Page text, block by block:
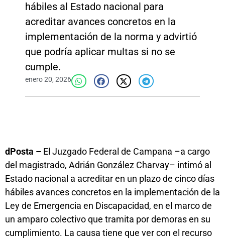
hábiles al Estado nacional para
acreditar avances concretos en la
implementación de la norma y advirtió
que podría aplicar multas si no se
cumple.
enero 20, 2026
dPosta – El Juzgado Federal de Campana –a cargo
del magistrado, Adrián González Charvay– intimó al
Estado nacional a acreditar en un plazo de cinco días
hábiles avances concretos en la implementación de la
Ley de Emergencia en Discapacidad, en el marco de
un amparo colectivo que tramita por demoras en su
cumplimiento. La causa tiene que ver con el recurso